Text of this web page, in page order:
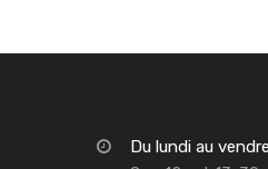
Du lundi au